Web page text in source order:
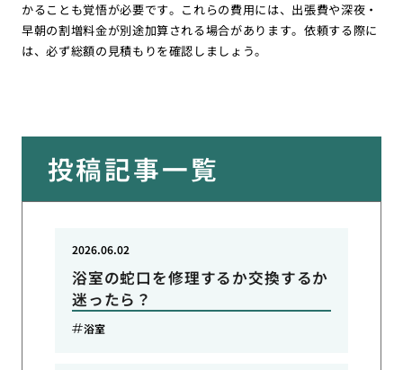
かることも覚悟が必要です。これらの費用には、出張費や深夜・
早朝の割増料金が別途加算される場合があります。依頼する際に
は、必ず総額の見積もりを確認しましょう。
投稿記事一覧
浴室の蛇口を修理するか交換するか
迷ったら？
2026.06.02
浴室